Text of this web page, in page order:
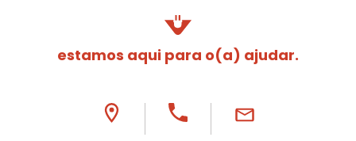
estamos aqui para o(a) ajudar.